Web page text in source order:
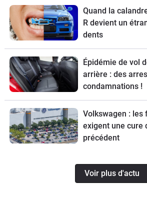
Quand la
R devient un
dents
Épidémie de vol
arrière : des
condamnations !
Volkswagen :
exigent une cure
précédent
Voir plus d'actu